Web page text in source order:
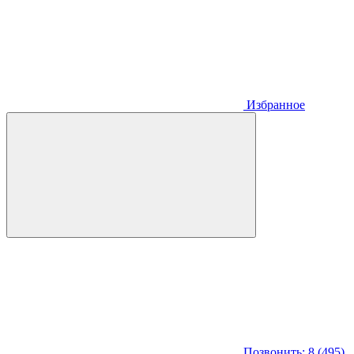
Избранное